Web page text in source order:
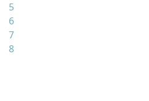
5
6
7
8